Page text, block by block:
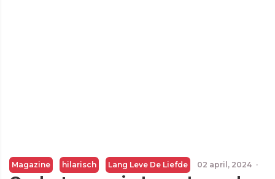
Magazine hilarisch Lang Leve De Liefde 02 april, 2024 ·